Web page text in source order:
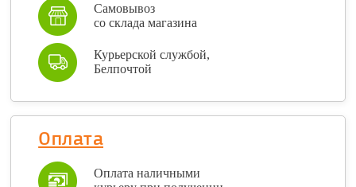
Самовывоз
со склада магазина
Курьерской службой,
Белпочтой
Оплата
Оплата наличными